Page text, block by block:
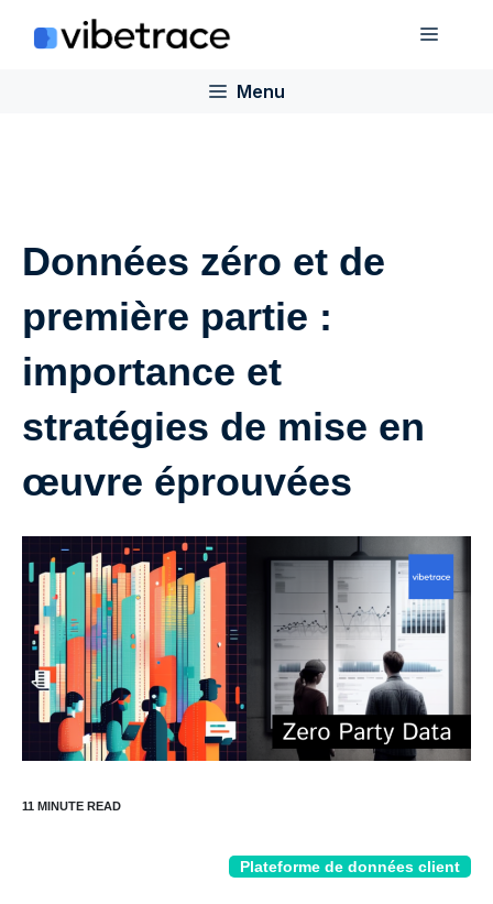
Menu
Menu
Données zéro et de
première partie :
importance et
stratégies de mise en
œuvre éprouvées
Plateforme de données client